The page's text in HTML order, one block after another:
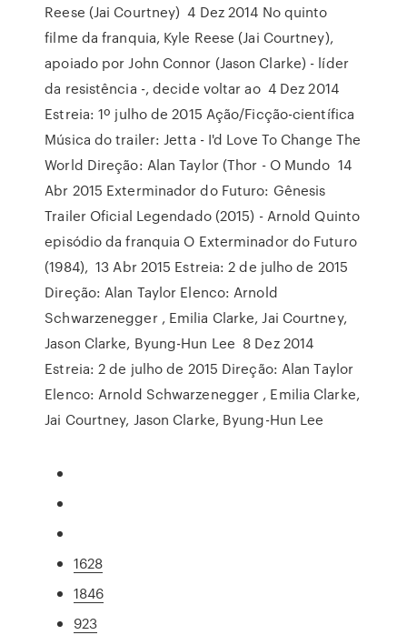
Reese (Jai Courtney) 4 Dez 2014 No quinto
filme da franquia, Kyle Reese (Jai Courtney),
apoiado por John Connor (Jason Clarke) - líder
da resistência -, decide voltar ao 4 Dez 2014
Estreia: 1º julho de 2015 Ação/Ficção-científica
Música do trailer: Jetta - I'd Love To Change The
World Direção: Alan Taylor (Thor - O Mundo 14
Abr 2015 Exterminador do Futuro: Gênesis
Trailer Oficial Legendado (2015) - Arnold Quinto
episódio da franquia O Exterminador do Futuro
(1984), 13 Abr 2015 Estreia: 2 de julho de 2015
Direção: Alan Taylor Elenco: Arnold
Schwarzenegger , Emilia Clarke, Jai Courtney,
Jason Clarke, Byung-Hun Lee 8 Dez 2014
Estreia: 2 de julho de 2015 Direção: Alan Taylor
Elenco: Arnold Schwarzenegger , Emilia Clarke,
Jai Courtney, Jason Clarke, Byung-Hun Lee
1628
1846
923